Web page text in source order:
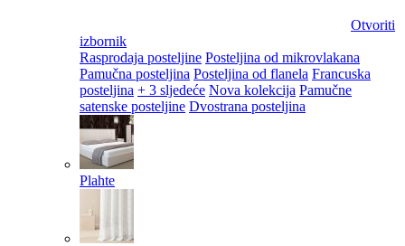
Otvoriti
izbornik
Rasprodaja posteljine Posteljina od mikrovlakana
Pamučna posteljina Posteljina od flanela Francuska
posteljina + 3 sljedeće Nova kolekcija Pamučne
satenske posteljine Dvostrana posteljina
Plahte